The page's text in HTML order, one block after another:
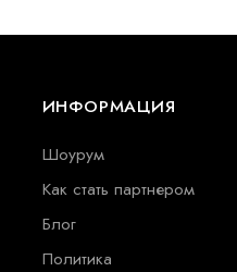
ИНФОРМАЦИЯ
Шоурум
Как стать партнером
Блог
Политика